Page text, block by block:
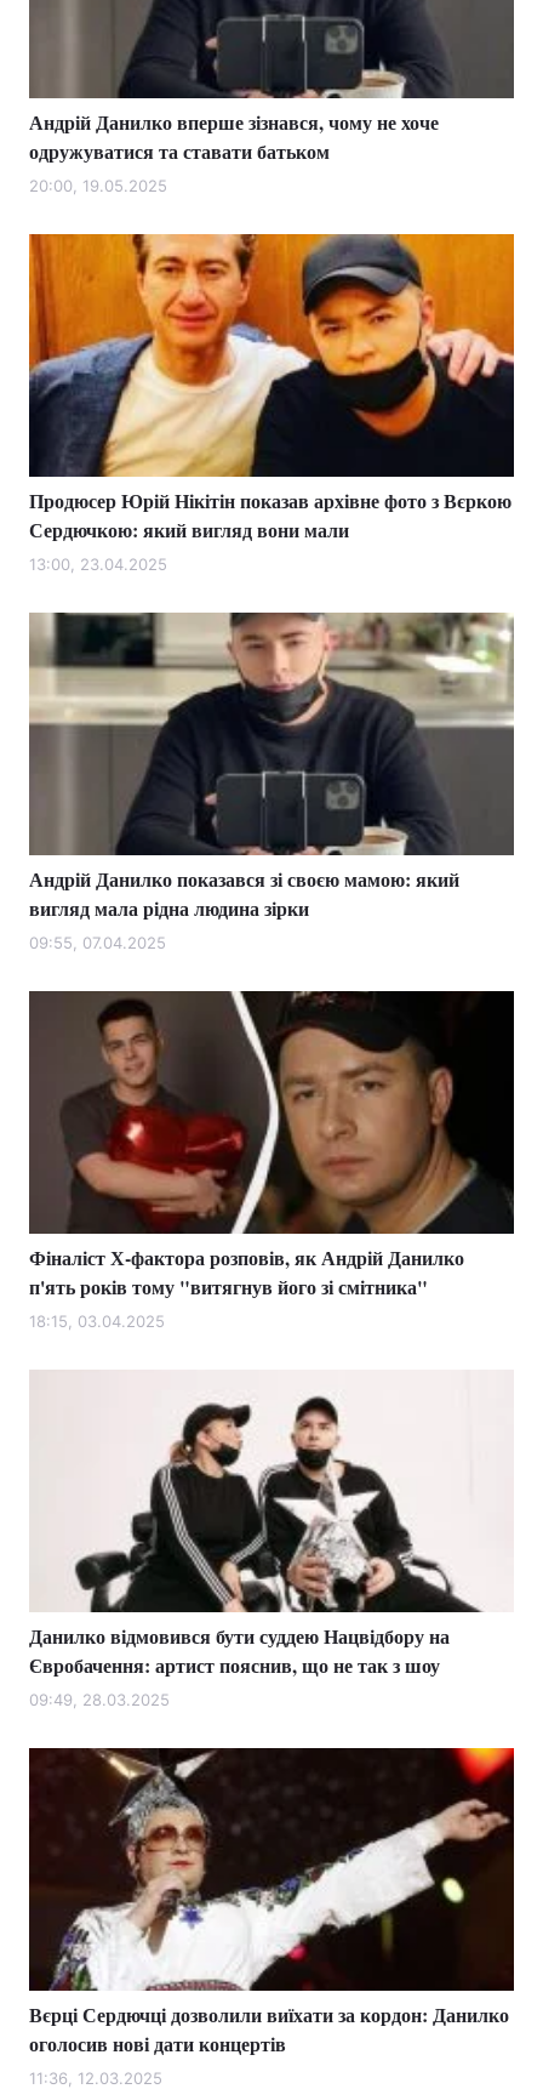
Андрій Данилко вперше зізнався, чому не хоче
одружуватися та ставати батьком
20:00, 19.05.2025
Продюсер Юрій Нікітін показав архівне фото з Вєркою
Сердючкою: який вигляд вони мали
13:00, 23.04.2025
Андрій Данилко показався зі своєю мамою: який
вигляд мала рідна людина зірки
09:55, 07.04.2025
Фіналіст Х-фактора розповів, як Андрій Данилко
п'ять років тому "витягнув його зі смітника"
18:15, 03.04.2025
Данилко відмовився бути суддею Нацвідбору на
Євробачення: артист пояснив, що не так з шоу
09:49, 28.03.2025
Вєрці Сердючці дозволили виїхати за кордон: Данилко
оголосив нові дати концертів
11:36, 12.03.2025